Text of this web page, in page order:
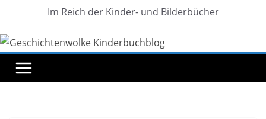
Im Reich der Kinder- und Bilderbücher